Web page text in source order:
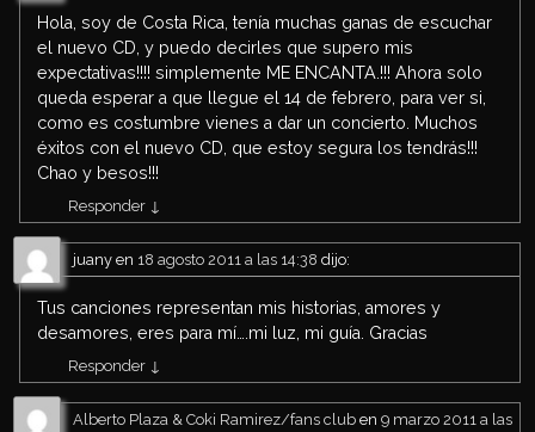
Hola, soy de Costa Rica, tenía muchas ganas de escuchar
el nuevo CD, y puedo decirles que supero mis
expectativas!!!! simplemente ME ENCANTA.!!! Ahora solo
queda esperar a que llegue el 14 de febrero, para ver si,
como es costumbre vienes a dar un concierto. Muchos
éxitos con el nuevo CD, que estoy segura los tendrás!!!
Chao y besos!!!
Responder ↓
juany en 18 agosto 2011 a las 14:38 dijo:
Tus canciones representan mis historias, amores y
desamores, eres para mí….mi luz, mi guía. Gracias
Responder ↓
Alberto Plaza & Coki Ramirez/fans club en 9 marzo 2011 a las